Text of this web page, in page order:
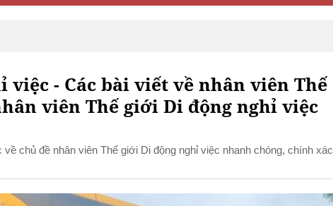
- Các bài viết về nhân viên Thế
viên Thế giới Di động nghỉ việc
chủ đề nhân viên Thế giới Di động nghỉ việc nhanh chóng, chính xác